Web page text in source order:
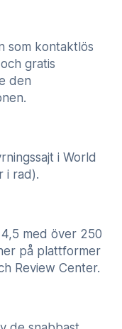
som kontaktlös
gratis
den
i World
i rad).
med över 250
på plattformer
Review Center.